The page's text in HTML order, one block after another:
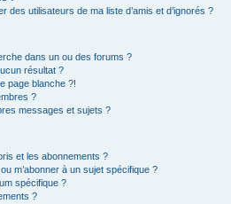
des utilisateurs de ma liste d’amis et d’ignorés ?
dans un ou des forums ?
résultat ?
page blanche ?!
?
messages et sujets ?
et les abonnements ?
m’abonner à un sujet spécifique ?
spécifique ?
?